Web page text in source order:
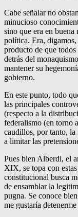
Cabe señalar no
minucioso
sino que era en
política. Era,
producto de que
detrás del
mantener su
gobierno.
En este punto, todo
las principales
(respecto a la
federalismo (en torno
caudillos, por tanto, la
a limitar las
Pues bien Alberdi, el
XIX, se topa con
constitucional busca
de ensamblar la
pugna. Se conoce
me gustaría